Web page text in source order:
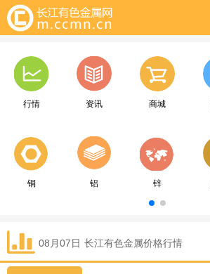
行情 资讯 商城
铜 铝 锌
08月07日 长江有色金属价格行情